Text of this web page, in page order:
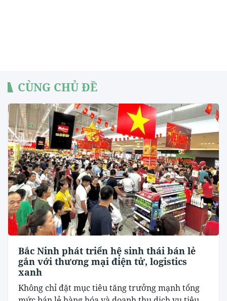
CÙNG CHỦ ĐỀ
Bắc Ninh phát triển hệ sinh thái bán lẻ
gắn với thương mại điện tử, logistics
xanh
Không chỉ đặt mục tiêu tăng trưởng mạnh tổng